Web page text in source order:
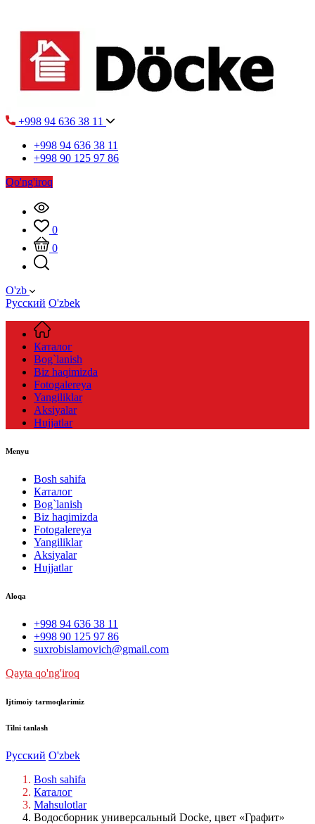
+998 94 636 38 11
+998 94 636 38 11
+998 90 125 97 86
Qo'ng'iroq
0
0
O'zb
Русский O'zbek
Каталог
Bog`lanish
Biz haqimizda
Fotogalereya
Yangiliklar
Aksiyalar
Hujjatlar
Menyu
Bosh sahifa
Каталог
Bog`lanish
Biz haqimizda
Fotogalereya
Yangiliklar
Aksiyalar
Hujjatlar
Aloqa
+998 94 636 38 11
+998 90 125 97 86
suxrobislamovich@gmail.com
Qayta qo'ng'iroq
Ijtimoiy tarmoqlarimiz
Tilni tanlash
Русский O'zbek
Bosh sahifa
Каталог
Mahsulotlar
Водосборник универсальный Docke, цвет «Графит»